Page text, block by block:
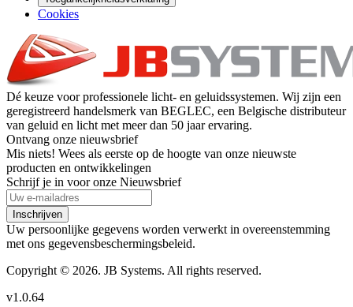
Cookies
Dé keuze voor professionele licht- en geluidssystemen. Wij zijn een
geregistreerd handelsmerk van BEGLEC, een Belgische distributeur
van geluid en licht met meer dan 50 jaar ervaring.
Ontvang onze nieuwsbrief
Mis niets! Wees als eerste op de hoogte van onze nieuwste
producten en ontwikkelingen
Schrijf je in voor onze Nieuwsbrief
Inschrijven
Uw persoonlijke gegevens worden verwerkt in overeenstemming
met ons gegevensbeschermingsbeleid.
Copyright © 2026. JB Systems. All rights reserved.
v1.0.64